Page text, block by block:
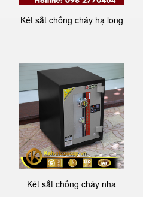
Két sắt chống cháy hạ long
Két sắt chống cháy nha